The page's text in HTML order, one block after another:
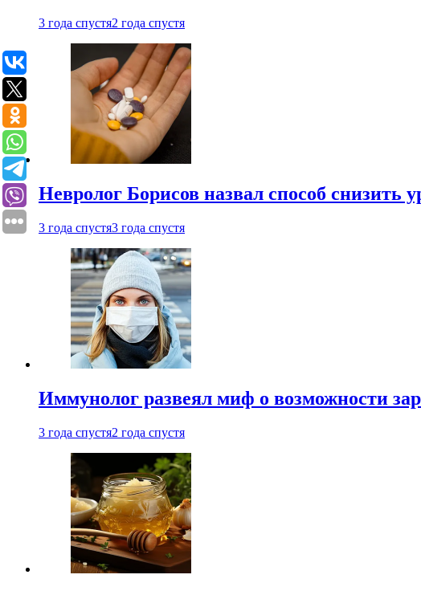
3 года спустя2 года спустя
Невролог Борисов назвал способ снизить
3 года спустя3 года спустя
Иммунолог развеял миф о возможности
3 года спустя2 года спустя